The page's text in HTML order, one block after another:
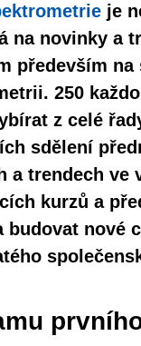
je
na novinky a
především
250
z celé
sdělení
a trendech ve
kurzů a
budovat nové